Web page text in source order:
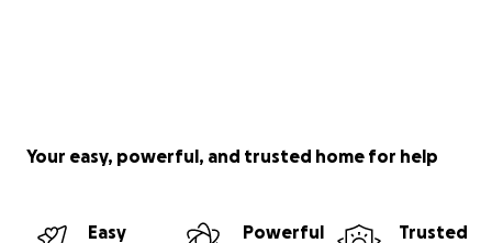
Your easy, powerful, and trusted home for help
Easy
Powerful
Trusted